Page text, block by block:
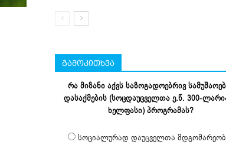
გამოკითხვა
რა მიზანი აქვს საზოგადოებრივ
დასაქმების (სოცდაუცველთა ე.წ. 300-
ხელფასი) პროგრამას?
სოციალურად დაუცველთა